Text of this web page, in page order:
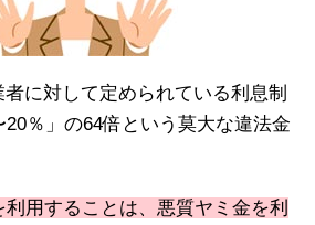
に対して定められている利息制
20％」の64倍という莫大な違法金
用することは、悪質ヤミ金を利